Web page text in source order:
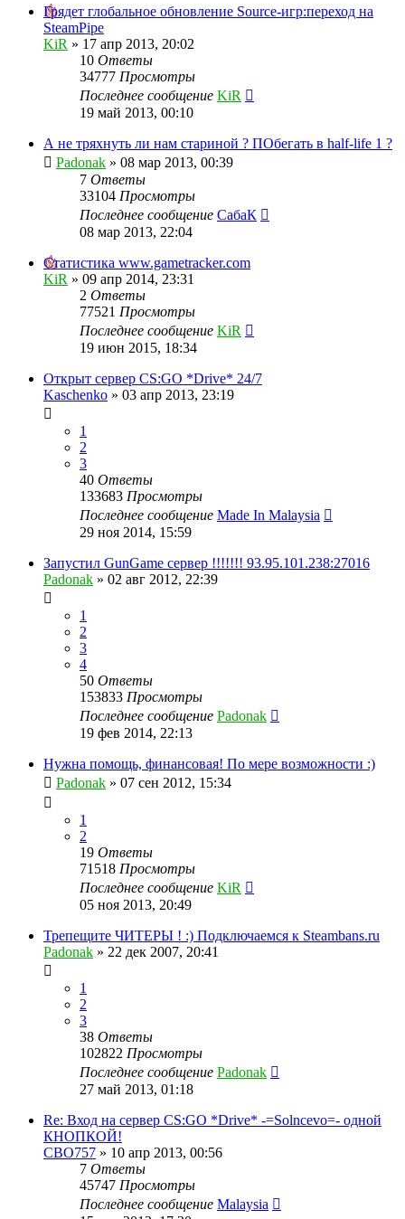
Грядет глобальное обновление Source-игр:переход на
SteamPipe
KiR » 17 апр 2013, 20:02
10 Ответы
34777 Просмотры
Последнее сообщение KiR
19 май 2013, 00:10
А не тряхнуть ли нам стариной ? ПОбегать в half-life 1 ?
Padonak » 08 мар 2013, 00:39
7 Ответы
33104 Просмотры
Последнее сообщение СабаК
08 мар 2013, 22:04
Статистика www.gametracker.com
KiR » 09 апр 2014, 23:31
2 Ответы
77521 Просмотры
Последнее сообщение KiR
19 июн 2015, 18:34
Открыт сервер CS:GO *Drive* 24/7
Kaschenko » 03 апр 2013, 23:19
1
2
3
40 Ответы
133683 Просмотры
Последнее сообщение Made In Malaysia
29 ноя 2014, 15:59
Запустил GunGame сервер !!!!!!! 93.95.101.238:27016
Padonak » 02 авг 2012, 22:39
1
2
3
4
50 Ответы
153833 Просмотры
Последнее сообщение Padonak
19 фев 2014, 22:13
Нужна помощь, финансовая! По мере возможности :)
Padonak » 07 сен 2012, 15:34
1
2
19 Ответы
71518 Просмотры
Последнее сообщение KiR
05 ноя 2013, 20:49
Трепещите ЧИТЕРЫ ! :) Подключаемся к Steambans.ru
Padonak » 22 дек 2007, 20:41
1
2
3
38 Ответы
102822 Просмотры
Последнее сообщение Padonak
27 май 2013, 01:18
Re: Вход на сервер CS:GO *Drive* -=Solncevo=- одной
КНОПКОЙ!
CBO757 » 10 апр 2013, 00:56
7 Ответы
45747 Просмотры
Последнее сообщение Malaysia